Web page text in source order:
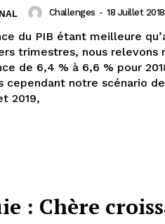
Challenges - 18 Juillet 2018
du PIB étant meilleure
trimestres, nous relevons
de 6,4 % à 6,6 % pour
cependant notre scénario
2019,
: Chère